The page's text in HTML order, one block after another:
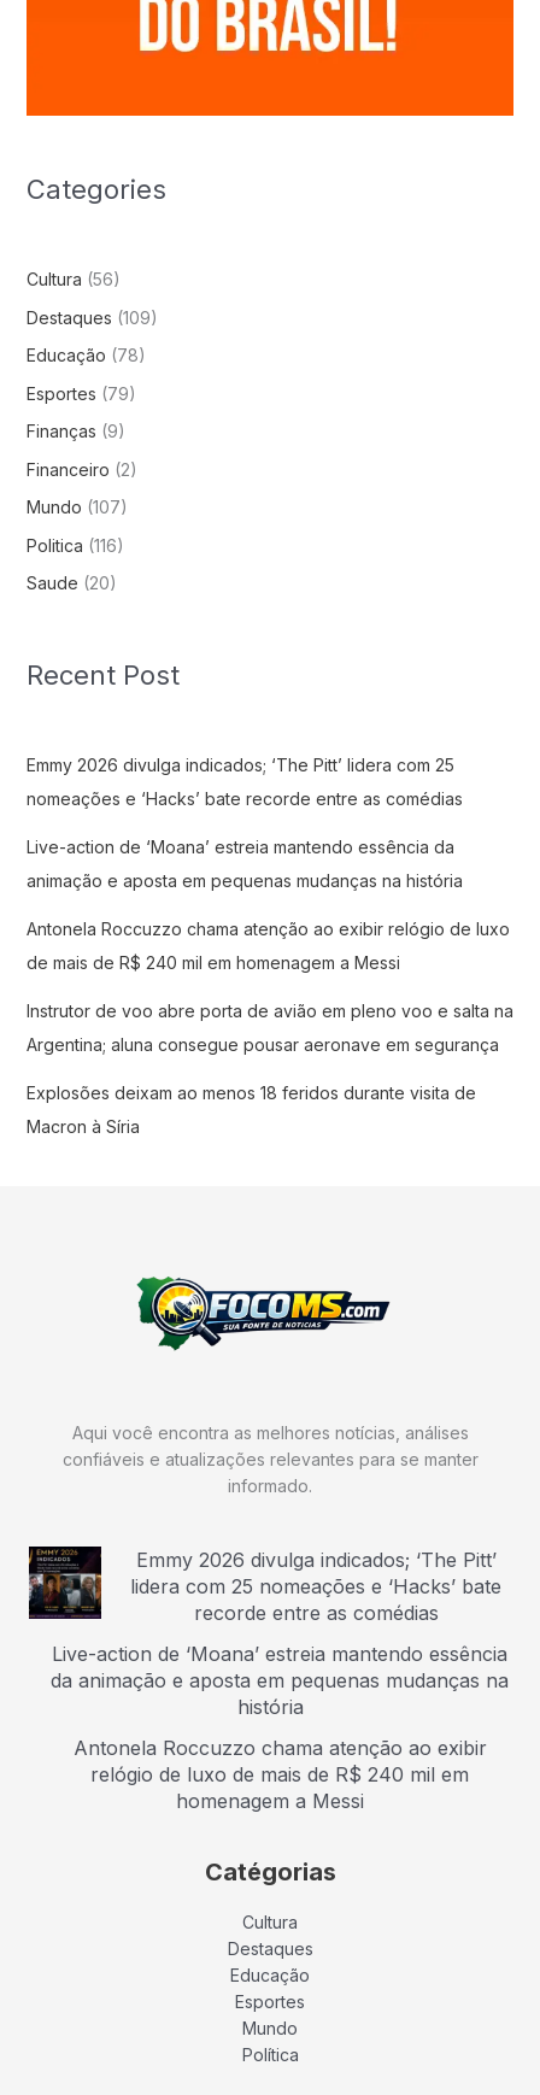
Categories
Cultura (56)
Destaques (109)
Educação (78)
Esportes (79)
Finanças (9)
Financeiro (2)
Mundo (107)
Politica (116)
Saude (20)
Recent Post
Emmy 2026 divulga indicados; ‘The Pitt’ lidera com 25
nomeações e ‘Hacks’ bate recorde entre as comédias
Live-action de ‘Moana’ estreia mantendo essência da
animação e aposta em pequenas mudanças na história
Antonela Roccuzzo chama atenção ao exibir relógio de luxo
de mais de R$ 240 mil em homenagem a Messi
Instrutor de voo abre porta de avião em pleno voo e salta na
Argentina; aluna consegue pousar aeronave em segurança
Explosões deixam ao menos 18 feridos durante visita de
Macron à Síria
Aqui você encontra as melhores notícias, análises
confiáveis e atualizações relevantes para se manter
informado.
Emmy 2026 divulga indicados; ‘The Pitt’
lidera com 25 nomeações e ‘Hacks’ bate
recorde entre as comédias
Live-action de ‘Moana’ estreia mantendo essência
da animação e aposta em pequenas mudanças na
história
Antonela Roccuzzo chama atenção ao exibir
relógio de luxo de mais de R$ 240 mil em
homenagem a Messi
Catégorias
Cultura
Destaques
Educação
Esportes
Mundo
Política